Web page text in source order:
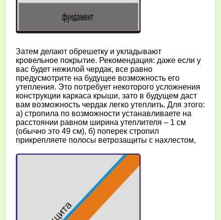
Затем делают обрешетку и укладывают
кровельное покрытие. Рекомендация: даже если у
вас будет нежилой чердак, все равно
предусмотрите на будущее возможность его
утепления. Это потребует некоторого усложнения
конструкции каркаса крыши, зато в будущем даст
вам возможность чердак легко утеплить. Для этого:
а) стропила по возможности устанавливаете на
расстоянии равном ширина утеплителя – 1 см
(обычно это 49 см), б) поперек стропил
прикрепляете полосы ветрозащиты с нахлестом,